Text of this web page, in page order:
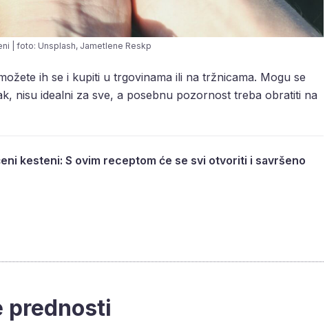
| foto: Unsplash, Jametlene Reskp
ih se i kupiti u trgovinama ili na tržnicama. Mogu se
nisu idealni za sve, a posebnu pozornost treba obratiti na
kesteni: S ovim receptom će se svi otvoriti i savršeno
prednosti